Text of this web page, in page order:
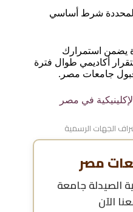
المحددة شرط أساسي
يضمن استمرارك
أكاديمي طوال فترة
جامعات مصر.
في مصر
الجهات الرسمية
مصر
الصيدلة جامعة
الآن